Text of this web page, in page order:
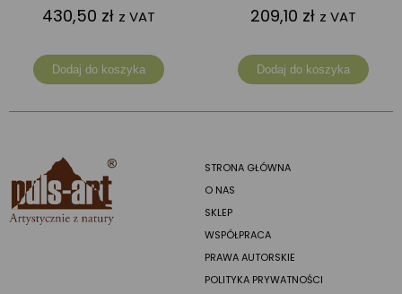
430,50 zł z VAT
Dodaj do koszyka
209,10 zł z VAT
Dodaj do koszyka
STRONA GŁÓWNA
O NAS
SKLEP
WSPÓŁPRACA
PRAWA AUTORSKIE
POLITYKA PRYWATNOŚCI